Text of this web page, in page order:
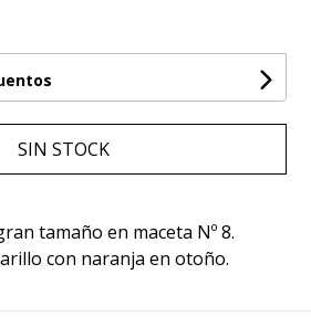
SIN STOCK
tamaño en maceta Nº 8.
con naranja en otoño.